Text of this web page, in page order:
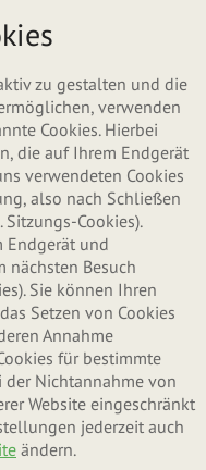
erstellen
E-Mail-Adresse anmelden.
zu gestalten und die
verwenden
Cookies. Hierbei
die auf Ihrem Endgerät
verwendeten Cookies
also nach Schließen
Cookies).
Endgerät und
nächsten Besuch
Sie können Ihren
Setzen von Cookies
Annahme
für bestimmte
der Nichtannahme von
Website eingeschränkt
jederzeit auch
ändern.